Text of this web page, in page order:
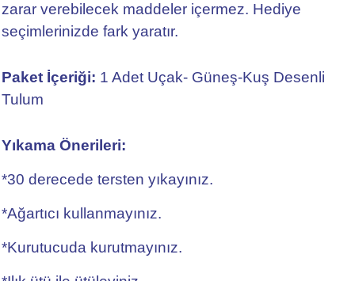
zarar verebilecek maddeler içermez. Hediye
seçimlerinizde fark yaratır.
Paket İçeriği: 1 Adet Uçak- Güneş-Kuş Desenli
Tulum
Yıkama Önerileri:
*30 derecede tersten yıkayınız.
*Ağartıcı kullanmayınız.
*Kurutucuda kurutmayınız.